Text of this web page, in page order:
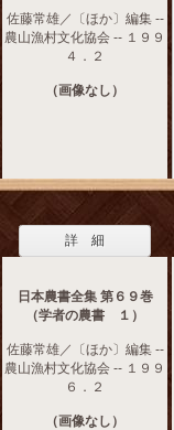
佐藤常雄／〔ほか〕編集 --
農山漁村文化協会 -- １９９
４．２
（画像なし）
詳 細
日本農書全集 第６９巻
（学者の農書 １）
佐藤常雄／〔ほか〕編集 --
農山漁村文化協会 -- １９９
６．２
（画像なし）